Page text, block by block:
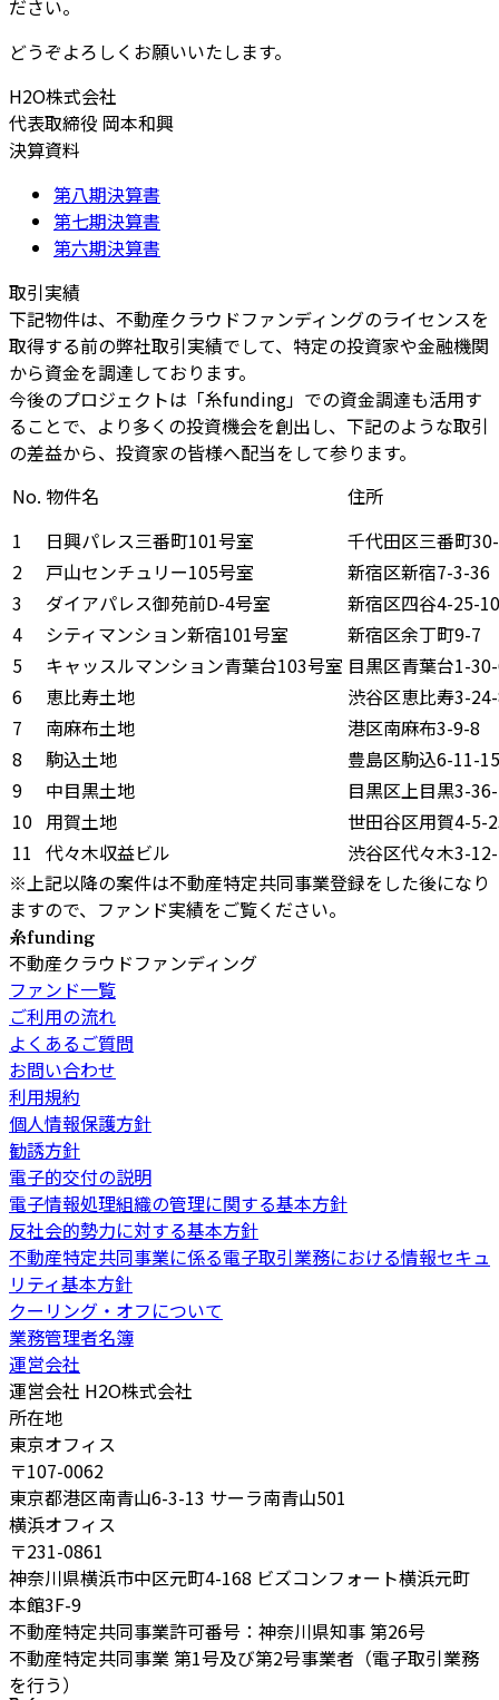
ださい。
どうぞよろしくお願いいたします。
H2O株式会社
代表取締役 岡本和興
決算資料
第八期決算書
第七期決算書
第六期決算書
取引実績
下記物件は、不動産クラウドファンディングのライセンスを
取得する前の弊社取引実績でして、特定の投資家や金融機関
から資金を調達しております。
今後のプロジェクトは「糸funding」での資金調達も活用す
ることで、より多くの投資機会を創出し、下記のような取引
の差益から、投資家の皆様へ配当をして参ります。
No. 物件名
住所
1
日興パレス三番町101号室
千代田区三番町
2
戸山センチュリー105号室
新宿区新宿7-3-36
3
ダイアパレス御苑前D-4号室
新宿区四谷4-25-10
4
シティマンション新宿101号室
新宿区余丁町9-7
5
キャッスルマンション青葉台103号室 目黒区青葉台1-
6
恵比寿土地
渋谷区恵比寿3-
7
南麻布土地
港区南麻布3-9-8
8
駒込土地
豊島区駒込6-11-15
9
中目黒土地
目黒区上目黒3-
10 用賀土地
世田谷区用賀4-5-
11 代々木収益ビル
渋谷区代々木3-
※上記以降の案件は不動産特定共同事業登録をした後になり
ますので、ファンド実績をご覧ください。
糸funding
不動産クラウドファンディング
ファンド一覧
ご利用の流れ
よくあるご質問
お問い合わせ
利用規約
個人情報保護方針
勧誘方針
電子的交付の説明
電子情報処理組織の管理に関する基本方針
反社会的勢力に対する基本方針
不動産特定共同事業に係る電子取引業務における情報セキュ
リティ基本方針
クーリング・オフについて
業務管理者名簿
運営会社
運営会社 H2O株式会社
所在地
東京オフィス
〒107-0062
東京都港区南青山6-3-13 サーラ南青山501
横浜オフィス
〒231-0861
神奈川県横浜市中区元町4-168 ビズコンフォート横浜元町
本館3F-9
不動産特定共同事業許可番号：神奈川県知事 第26号
不動産特定共同事業 第1号及び第2号事業者（電子取引業務
を行う）